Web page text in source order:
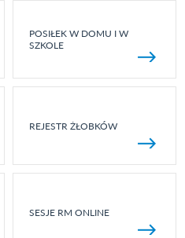
POSIŁEK W DOMU I W
SZKOLE
REJESTR ŻŁOBKÓW
SESJE RM ONLINE